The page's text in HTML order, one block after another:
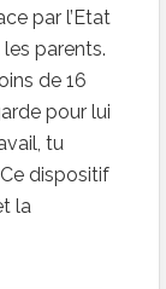
par l’Etat
parents.
de 16
pour lui
tu
dispositif
la